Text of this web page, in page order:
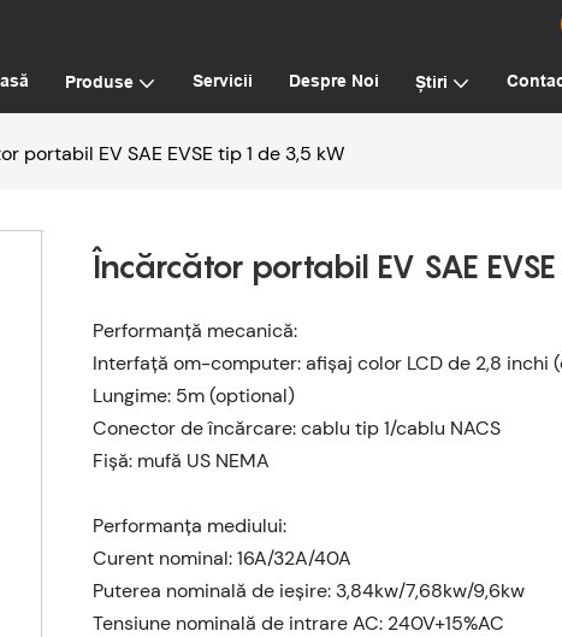
Produse Servicii Despre Noi Știri
portabil EV SAE EVSE tip 1 de 3,5 kW
Încărcător portabil EV SAE
Performanță mecanică:
Interfață om-computer: afișaj color LCD de 2,8 inchi
Lungime: 5m (optional)
Conector de încărcare: cablu tip 1/cablu NACS
Fișă: mufă US NEMA
Performanța mediului:
Curent nominal: 16A/32A/40A
Puterea nominală de ieșire: 3,84kw/7,68kw/9,6kw
Tensiune nominală de intrare AC: 240V+15%AC